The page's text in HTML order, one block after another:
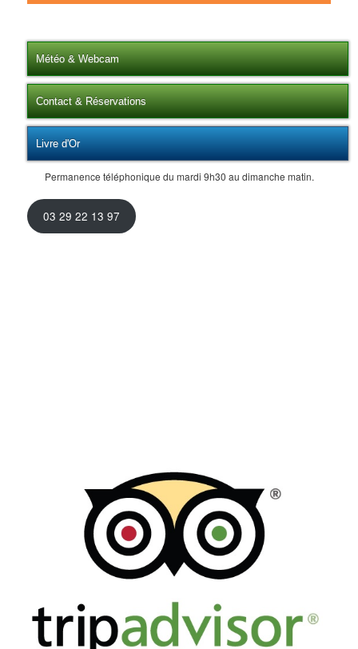
Météo & Webcam
Contact & Réservations
Livre d'Or
Permanence téléphonique du mardi 9h30 au dimanche matin.
03 29 22 13 97